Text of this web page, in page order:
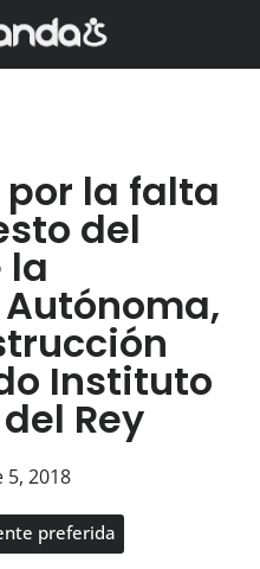
la falta
del
la
Instituto
Rey
2018
preferida